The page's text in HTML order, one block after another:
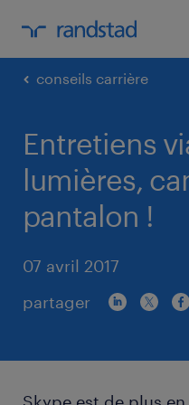
conseils carrière
Entretiens
lumières,
pantalon !
07 avril 2017
partager